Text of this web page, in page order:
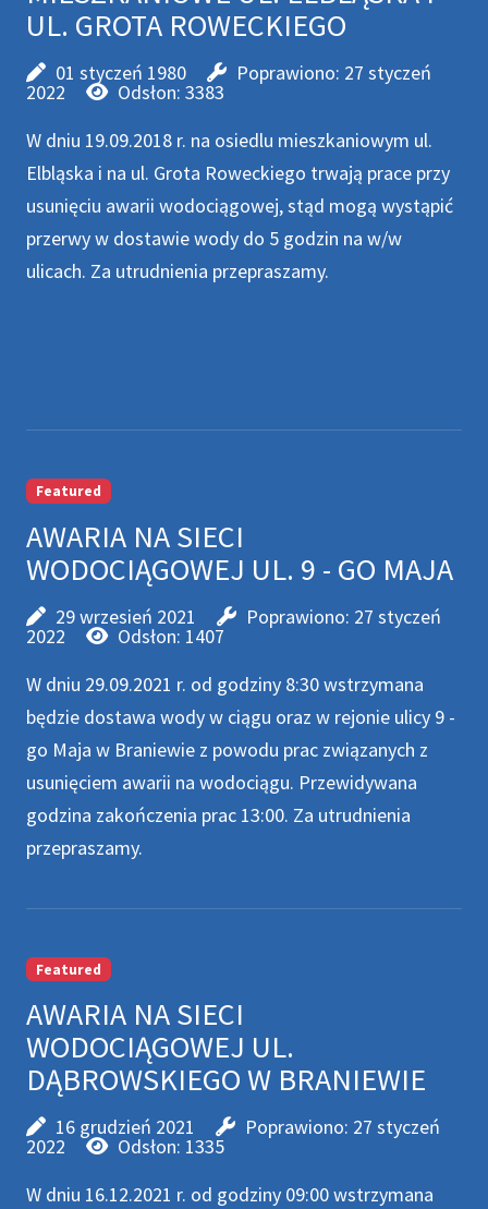
UL. GROTA ROWECKIEGO
01 styczeń 1980 Poprawiono: 27 styczeń
2022
Odsłon: 3383
W dniu 19.09.2018 r. na osiedlu mieszkaniowym ul.
Elbląska i na ul. Grota Roweckiego trwają prace przy
usunięciu awarii wodociągowej, stąd mogą wystąpić
przerwy w dostawie wody do 5 godzin na w/w
ulicach. Za utrudnienia przepraszamy.
Featured
AWARIA NA SIECI
WODOCIĄGOWEJ UL. 9 - GO MAJA
29 wrzesień 2021 Poprawiono: 27 styczeń
2022
Odsłon: 1407
W dniu 29.09.2021 r. od godziny 8:30 wstrzymana
będzie dostawa wody w ciągu oraz w rejonie ulicy 9 -
go Maja w Braniewie z powodu prac związanych z
usunięciem awarii na wodociągu. Przewidywana
godzina zakończenia prac 13:00. Za utrudnienia
przepraszamy.
Featured
AWARIA NA SIECI
WODOCIĄGOWEJ UL.
DĄBROWSKIEGO W BRANIEWIE
16 grudzień 2021 Poprawiono: 27 styczeń
2022
Odsłon: 1335
W dniu 16.12.2021 r. od godziny 09:00 wstrzymana